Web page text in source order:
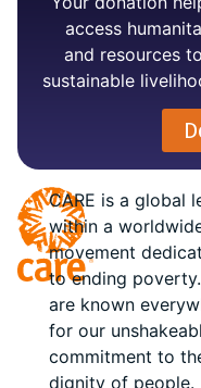
access
and resources
sustainable
CARE is a global
within a
movement
to ending
are known
for our
commitment to
dignity of people.